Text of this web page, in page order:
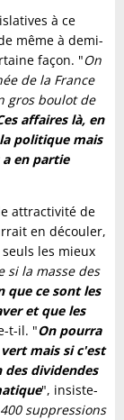
à ce
même à demi-
façon. "On
de la France
gros boulot de
affaires là, en
politique mais
en partie
attractivité de
en découler,
les mieux
si la masse des
que ce sont les
et que les
t-il. "On pourra
mais si c'est
dividendes
", insiste-
suppressions